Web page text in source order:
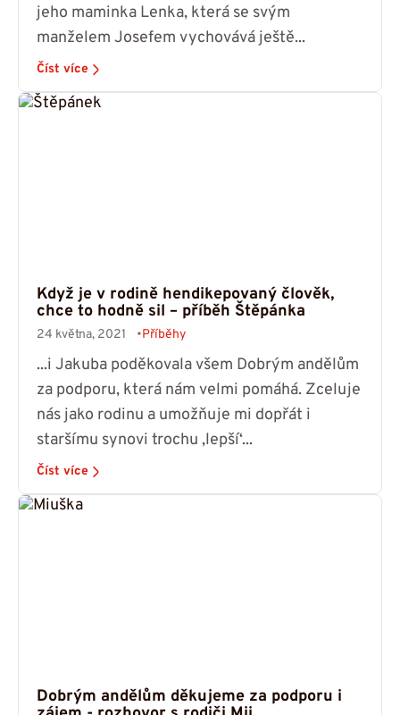
jeho maminka Lenka, která se svým
manželem Josefem vychovává ještě...
Číst více
Když je v rodině hendikepovaný člověk,
chce to hodně sil – příběh Štěpánka
24 května, 2021 Příběhy
...i Jakuba poděkovala všem Dobrým andělům
za podporu, která nám velmi pomáhá. Zceluje
nás jako rodinu a umožňuje mi dopřát i
staršímu synovi trochu ‚lepší‘...
Číst více
Dobrým andělům děkujeme za podporu i